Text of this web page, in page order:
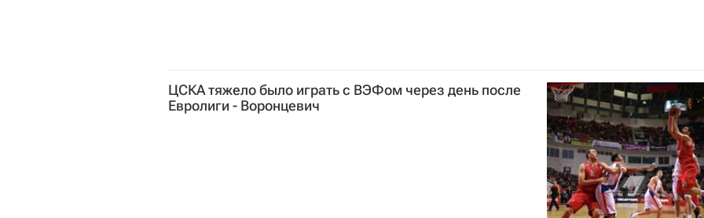
ЦСКА тяжело было играть с ВЭФом через день после
Евролиги - Воронцевич